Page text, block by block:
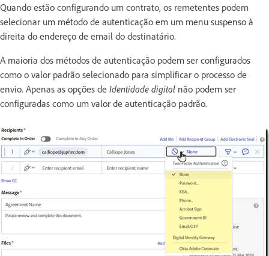
Quando estão configurando um contrato, os remetentes podem
selecionar um método de autenticação em um menu suspenso à
direita do endereço de email do destinatário.
A maioria dos métodos de autenticação podem ser configurados
como o valor padrão selecionado para simplificar o processo de
envio. Apenas as opções de Identidade digital não podem ser
configuradas como um valor de autenticação padrão.